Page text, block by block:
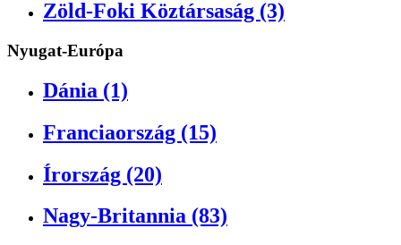
Zöld-Foki Köztársaság (3)
Nyugat-Európa
Dánia (1)
Franciaország (15)
Írország (20)
Nagy-Britannia (83)